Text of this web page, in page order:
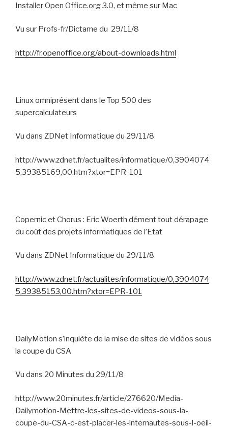
Installer Open Office.org 3.0, et même sur Mac
Vu sur Profs-fr/Dictame du 29/11/8
http://fr.openoffice.org/about-downloads.html
Linux omniprésent dans le Top 500 des
supercalculateurs
Vu dans ZDNet Informatique du 29/11/8
http://www.zdnet.fr/actualites/informatique/0,3904074
5,39385169,00.htm?xtor=EPR-101
Copernic et Chorus : Eric Woerth dément tout dérapage
du coût des projets informatiques de l’Etat
Vu dans ZDNet Informatique du 29/11/8
http://www.zdnet.fr/actualites/informatique/0,3904074
5,39385153,00.htm?xtor=EPR-101
DailyMotion s’inquiète de la mise de sites de vidéos sous
la coupe du CSA
Vu dans 20 Minutes du 29/11/8
http://www.20minutes.fr/article/276620/Media-
Dailymotion-Mettre-les-sites-de-videos-sous-la-
coupe-du-CSA-c-est-placer-les-internautes-sous-l-oeil-